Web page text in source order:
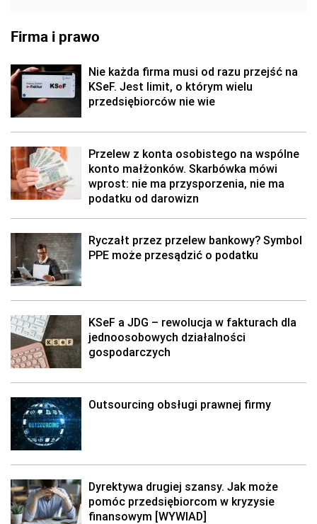
Firma i prawo
Nie każda firma musi od razu przejść na
KSeF. Jest limit, o którym wielu
przedsiębiorców nie wie
Przelew z konta osobistego na wspólne
konto małżonków. Skarbówka mówi
wprost: nie ma przysporzenia, nie ma
podatku od darowizn
Ryczałt przez przelew bankowy? Symbol
PPE może przesądzić o podatku
KSeF a JDG – rewolucja w fakturach dla
jednoosobowych działalności
gospodarczych
Outsourcing obsługi prawnej firmy
Dyrektywa drugiej szansy. Jak może
pomóc przedsiębiorcom w kryzysie
finansowym [WYWIAD]